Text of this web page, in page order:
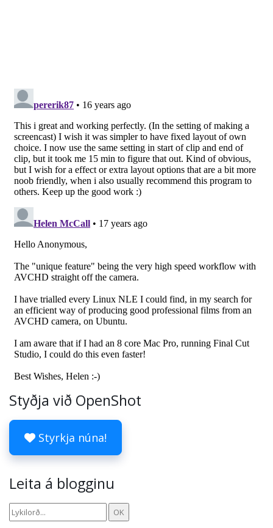
Styðja við OpenShot
Styrkja núna!
Leita á blogginu